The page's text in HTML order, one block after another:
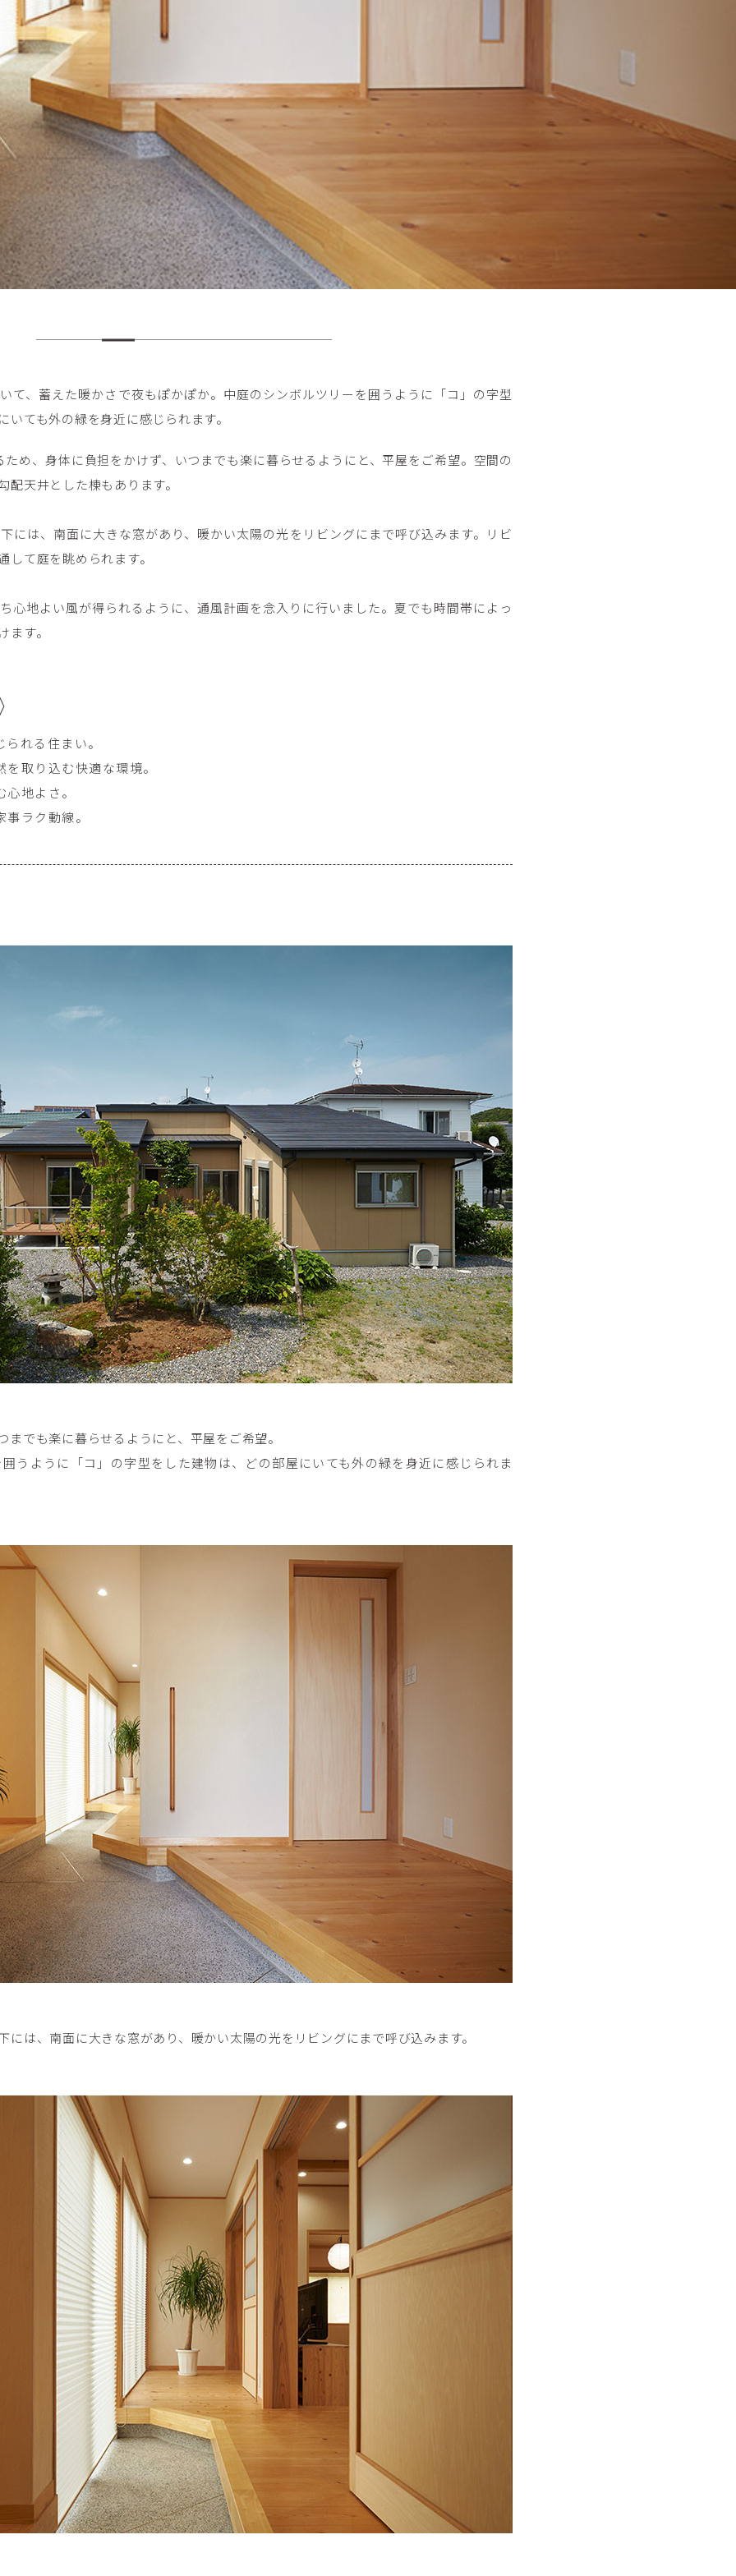
て、蓄えた暖かさで夜もぽかぽか。中庭のシンボルツリーを囲うように「コ」の字型
いても外の緑を身近に感じられます。
め、身体に負担をかけず、いつまでも楽に暮らせるようにと、平屋をご希望。空間の
配天井とした棟もあります。
には、南面に大きな窓があり、暖かい太陽の光をリビングにまで呼び込みます。リビ
して庭を眺められます。
心地よい風が得られるように、通風計画を念入りに行いました。夏でも時間帯によっ
ます。
れる住まい。
取り込む快適な環境。
地よさ。
ラク動線。
までも楽に暮らせるようにと、平屋をご希望。
うように「コ」の字型をした建物は、どの部屋にいても外の緑を身近に感じられま
には、南面に大きな窓があり、暖かい太陽の光をリビングにまで呼び込みます。